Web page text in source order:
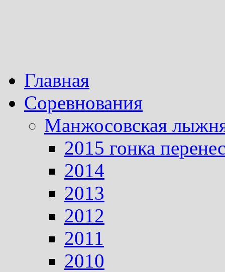
Главная
Соревнования
Манжосовская
2015 гонка
2014
2013
2012
2011
2010